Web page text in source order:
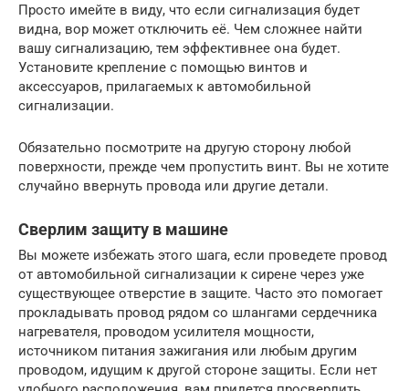
Просто имейте в виду, что если сигнализация будет
видна, вор может отключить её. Чем сложнее найти
вашу сигнализацию, тем эффективнее она будет.
Установите крепление с помощью винтов и
аксессуаров, прилагаемых к автомобильной
сигнализации.
Обязательно посмотрите на другую сторону любой
поверхности, прежде чем пропустить винт. Вы не хотите
случайно ввернуть провода или другие детали.
Сверлим защиту в машине
Вы можете избежать этого шага, если проведете провод
от автомобильной сигнализации к сирене через уже
существующее отверстие в защите. Часто это помогает
прокладывать провод рядом со шлангами сердечника
нагревателя, проводом усилителя мощности,
источником питания зажигания или любым другим
проводом, идущим к другой стороне защиты. Если нет